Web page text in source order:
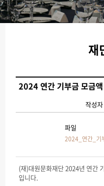
재
2024 연간 기부금 모금
작성자
파일
2024_연간_기
(재)대원문화재단 2024년 연간
입니다.